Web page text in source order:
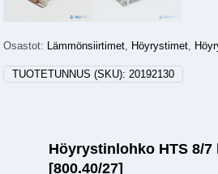
Osastot: Lämmönsiirtimet Höyrystimet
TUOTETUNNUS (SKU): 20192130
Höyrystinlohko HTS 8/7
[800.40/27]